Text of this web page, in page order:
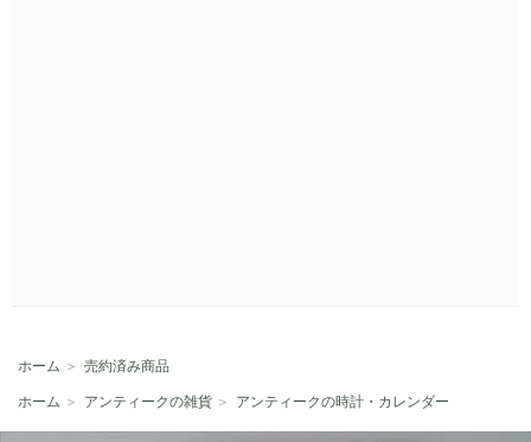
ホーム ＞ 売約済み商品
ホーム ＞ アンティークの雑貨 ＞ アンティークの時計・カレンダー